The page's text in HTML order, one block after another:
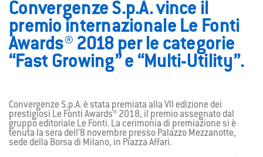
Convergenze S.p.A. vince il
premio internazionale Le Fonti
Awards® 2018 per le categorie
“Fast Growing” e “Multi-Utility”.
Convergenze S.p.A. è stata premiata alla VII edizione dei
prestigiosi Le Fonti Awards® 2018, il premio assegnato dal
gruppo editoriale Le Fonti. La cerimonia di premiazione si è
tenuta la sera dell’8 novembre presso Palazzo Mezzanotte,
sede della Borsa di Milano, in Piazza Affari.